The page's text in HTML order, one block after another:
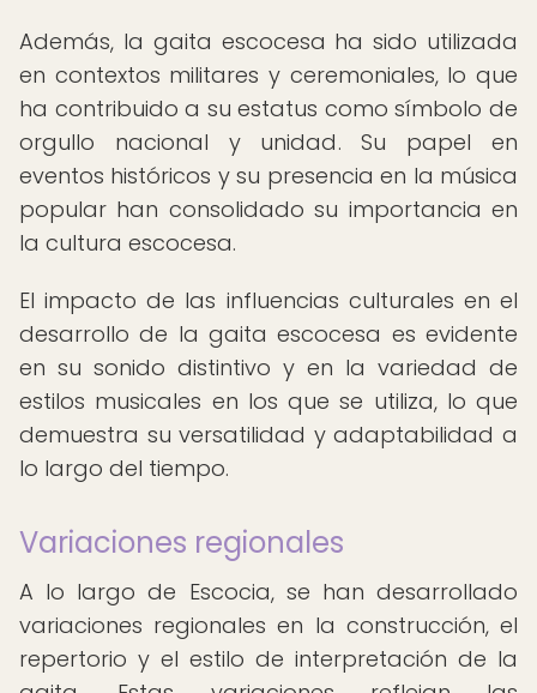
Además, la gaita escocesa ha sido utilizada
en contextos militares y ceremoniales, lo que
ha contribuido a su estatus como símbolo de
orgullo nacional y unidad. Su papel en
eventos históricos y su presencia en la música
popular han consolidado su importancia en
la cultura escocesa.
El impacto de las influencias culturales en el
desarrollo de la gaita escocesa es evidente
en su sonido distintivo y en la variedad de
estilos musicales en los que se utiliza, lo que
demuestra su versatilidad y adaptabilidad a
lo largo del tiempo.
Variaciones regionales
A lo largo de Escocia, se han desarrollado
variaciones regionales en la construcción, el
repertorio y el estilo de interpretación de la